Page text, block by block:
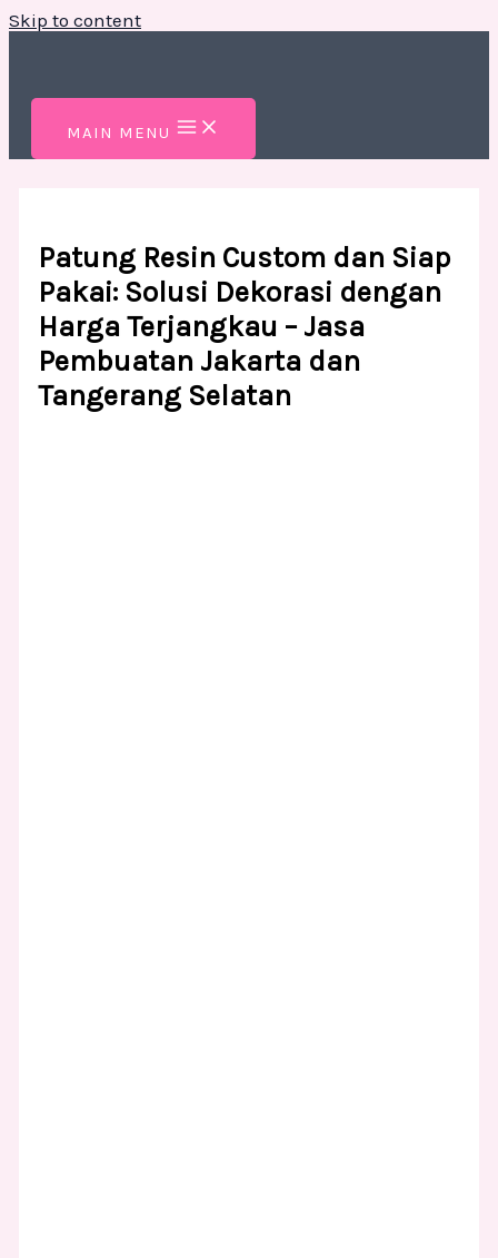
Skip to content
MAIN MENU
Patung Resin Custom dan Siap
Pakai: Solusi Dekorasi dengan
Harga Terjangkau – Jasa
Pembuatan Jakarta dan
Tangerang Selatan